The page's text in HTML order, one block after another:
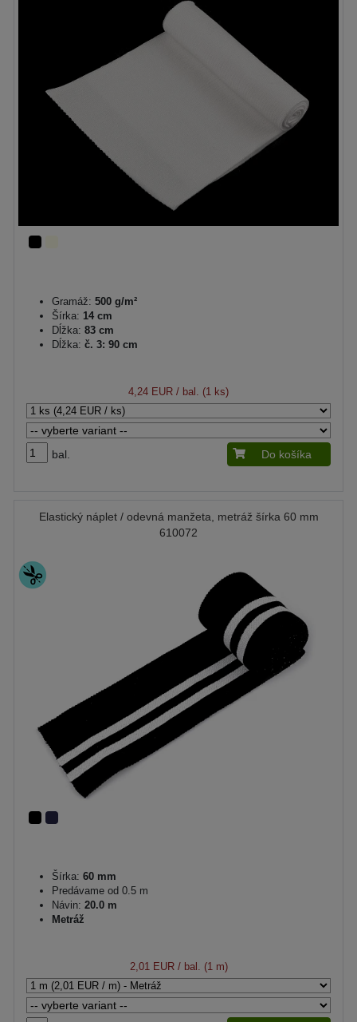
Gramáž: 500 g/m²
Šírka: 14 cm
Dĺžka: 83 cm
Dĺžka: č. 3: 90 cm
4,24 EUR / bal. (1 ks)
bal. Do košíka
Elastický náplet / odevná manžeta, metráž šírka 60 mm
610072
Šírka: 60 mm
Predávame od 0.5 m
Návin: 20.0 m
Metráž
2,01 EUR/ bal. (1 m)